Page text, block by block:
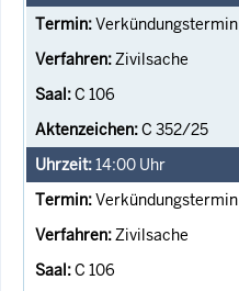
Verkündungstermin
Zivilsache
C 106
C 352/25
14:00 Uhr
Verkündungstermin
Zivilsache
C 106